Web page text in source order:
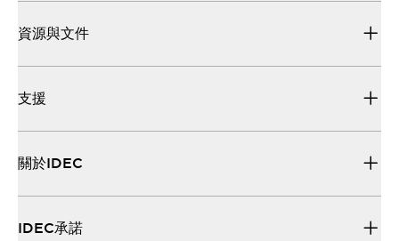
資源與文件
支援
關於IDEC
IDEC承諾